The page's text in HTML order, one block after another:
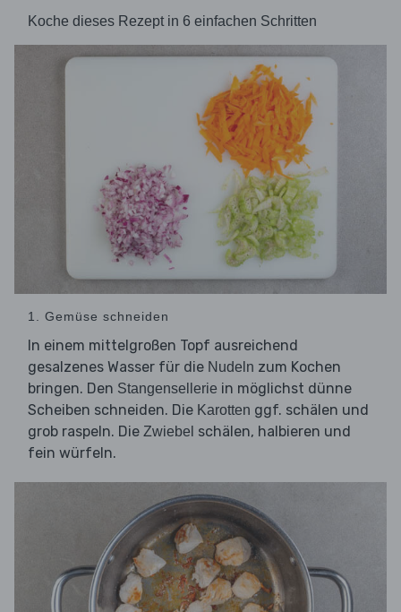
Koche dieses Rezept in 6 einfachen Schritten
1. Gemüse schneiden
In einem mittelgroßen Topf ausreichend
gesalzenes Wasser für die Nudeln zum Kochen
bringen. Den Stangensellerie in möglichst dünne
Scheiben schneiden. Die Karotten ggf. schälen und
grob raspeln. Die Zwiebel schälen, halbieren und
fein würfeln.